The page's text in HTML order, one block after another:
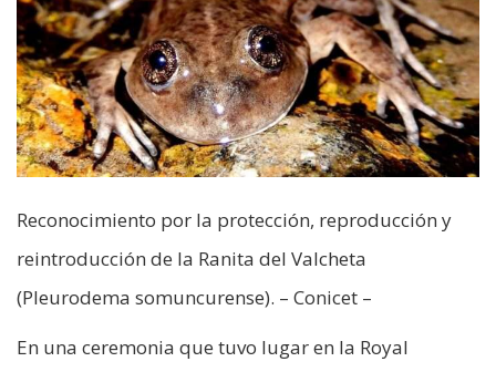
Reconocimiento por la protección, reproducción y
reintroducción de la Ranita del Valcheta
(Pleurodema somuncurense). – Conicet –
En una ceremonia que tuvo lugar en la Royal